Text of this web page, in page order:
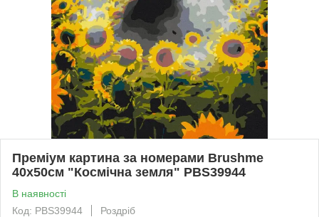
Преміум картина за номерами Brushme
40x50см "Космічна земля" PBS39944
В наявності
Код: PBS39944
Роздріб